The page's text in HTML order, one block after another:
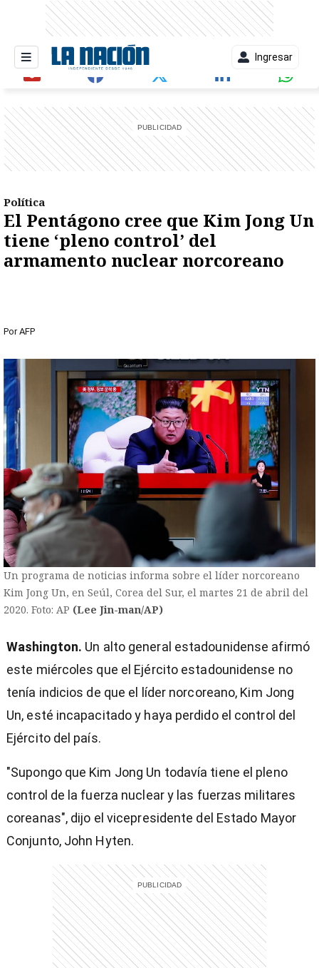
Ingresar
Política
El Pentágono cree que Kim Jong Un
tiene ‘pleno control’ del
armamento nuclear norcoreano
Por AFP
Un programa de noticias informa sobre el líder norcoreano
Kim Jong Un, en Seúl, Corea del Sur, el martes 21 de abril del
2020. Foto: AP (Lee Jin-man/AP)
Washington. Un alto general estadounidense afirmó
este miércoles que el Ejército estadounidense no
tenía indicios de que el líder norcoreano, Kim Jong
Un, esté incapacitado y haya perdido el control del
Ejército del país.
"Supongo que Kim Jong Un todavía tiene el pleno
control de la fuerza nuclear y las fuerzas militares
coreanas", dijo el vicepresidente del Estado Mayor
Conjunto, John Hyten.